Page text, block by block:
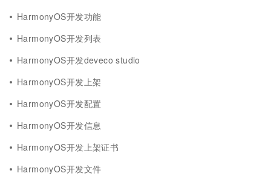
HarmonyOS开发功能
HarmonyOS开发列表
HarmonyOS开发deveco studio
HarmonyOS开发上架
HarmonyOS开发配置
HarmonyOS开发信息
HarmonyOS开发上架证书
HarmonyOS开发文件